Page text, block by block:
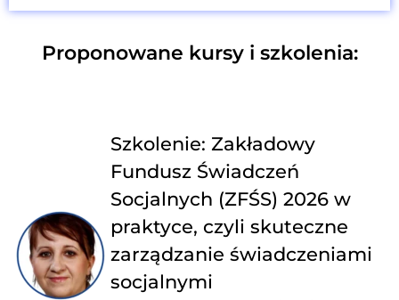
Proponowane kursy i szkolenia:
Szkolenie: Zakładowy
Fundusz Świadczeń
Socjalnych (ZFŚS) 2026 w
praktyce, czyli skuteczne
zarządzanie świadczeniami
socjalnymi